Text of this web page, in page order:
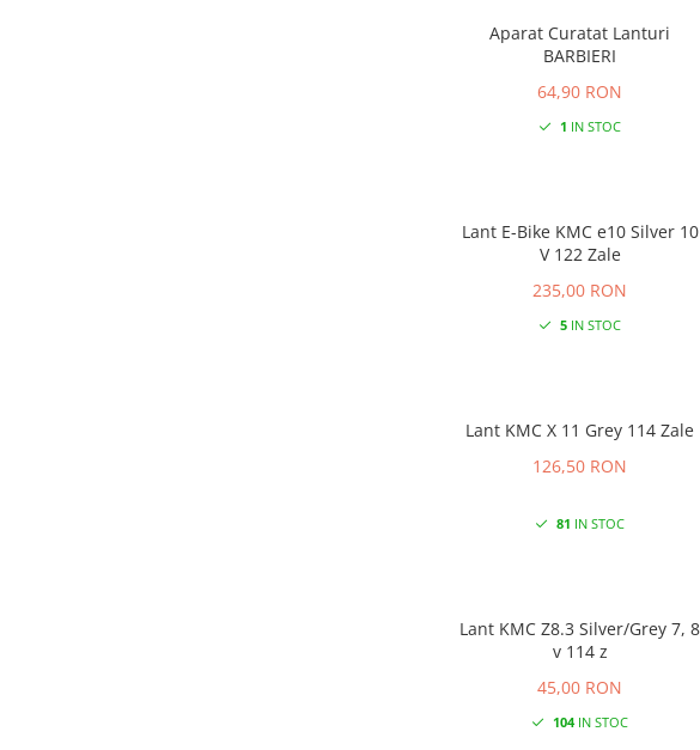
Aparat Curatat Lanturi
BARBIERI
64,90 RON
1 IN STOC
Lant E-Bike KMC e10 Silver 10
V 122 Zale
235,00 RON
5 IN STOC
Lant KMC X 11 Grey 114 Zale
126,50 RON
81 IN STOC
Lant KMC Z8.3 Silver/Grey 7, 8
v 114 z
45,00 RON
104IN STOC